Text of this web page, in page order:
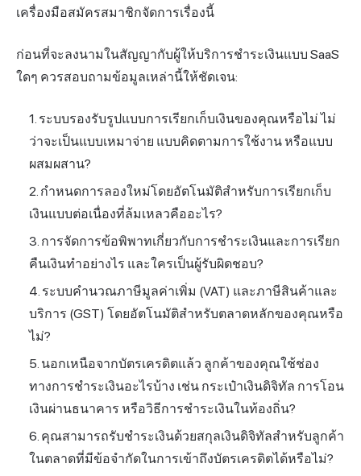
เครื่องมือสมัครสมาชิกจัดการเรื่องนี้
ก่อนที่จะลงนามในสัญญากับผู้ให้บริการชำระเงินแบบ SaaS
ใดๆ ควรสอบถามข้อมูลเหล่านี้ให้ชัดเจน:
ระบบรองรับรูปแบบการเรียกเก็บเงินของคุณหรือไม่ ไม่
ว่าจะเป็นแบบเหมาจ่าย แบบคิดตามการใช้งาน หรือแบบ
ผสมผสาน?
กำหนดการลองใหม่โดยอัตโนมัติสำหรับการเรียกเก็บ
เงินแบบต่อเนื่องที่ล้มเหลวคืออะไร?
การจัดการข้อพิพาทเกี่ยวกับการชำระเงินและการเรียก
คืนเงินทำอย่างไร และใครเป็นผู้รับผิดชอบ?
ระบบคำนวณภาษีมูลค่าเพิ่ม (VAT) และภาษีสินค้าและ
บริการ (GST) โดยอัตโนมัติสำหรับตลาดหลักของคุณหรือ
ไม่?
นอกเหนือจากบัตรเครดิตแล้ว ลูกค้าของคุณใช้ช่อง
ทางการชำระเงินอะไรบ้าง เช่น กระเป๋าเงินดิจิทัล การโอน
เงินผ่านธนาคาร หรือวิธีการชำระเงินในท้องถิ่น?
คุณสามารถรับชำระเงินด้วยสกุลเงินดิจิทัลสำหรับลูกค้า
ในตลาดที่มีข้อจำกัดในการเข้าถึงบัตรเครดิตได้หรือไม่?